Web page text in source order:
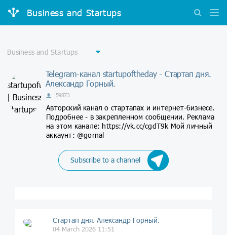
Business and Startups
Telegram-канал startupoftheday - Стартап дня.
Александр Горный.
59873
Авторский канал о стартапах и интернет-бизнесе.
Подробнее - в закрепленном сообщении. Реклама
на этом канале: https://vk.cc/cgdT9k Мой личный
аккаунт: @gornal
Subscribe to a channel
Стартап дня. Александр Горный.
04 March 2026 11:51